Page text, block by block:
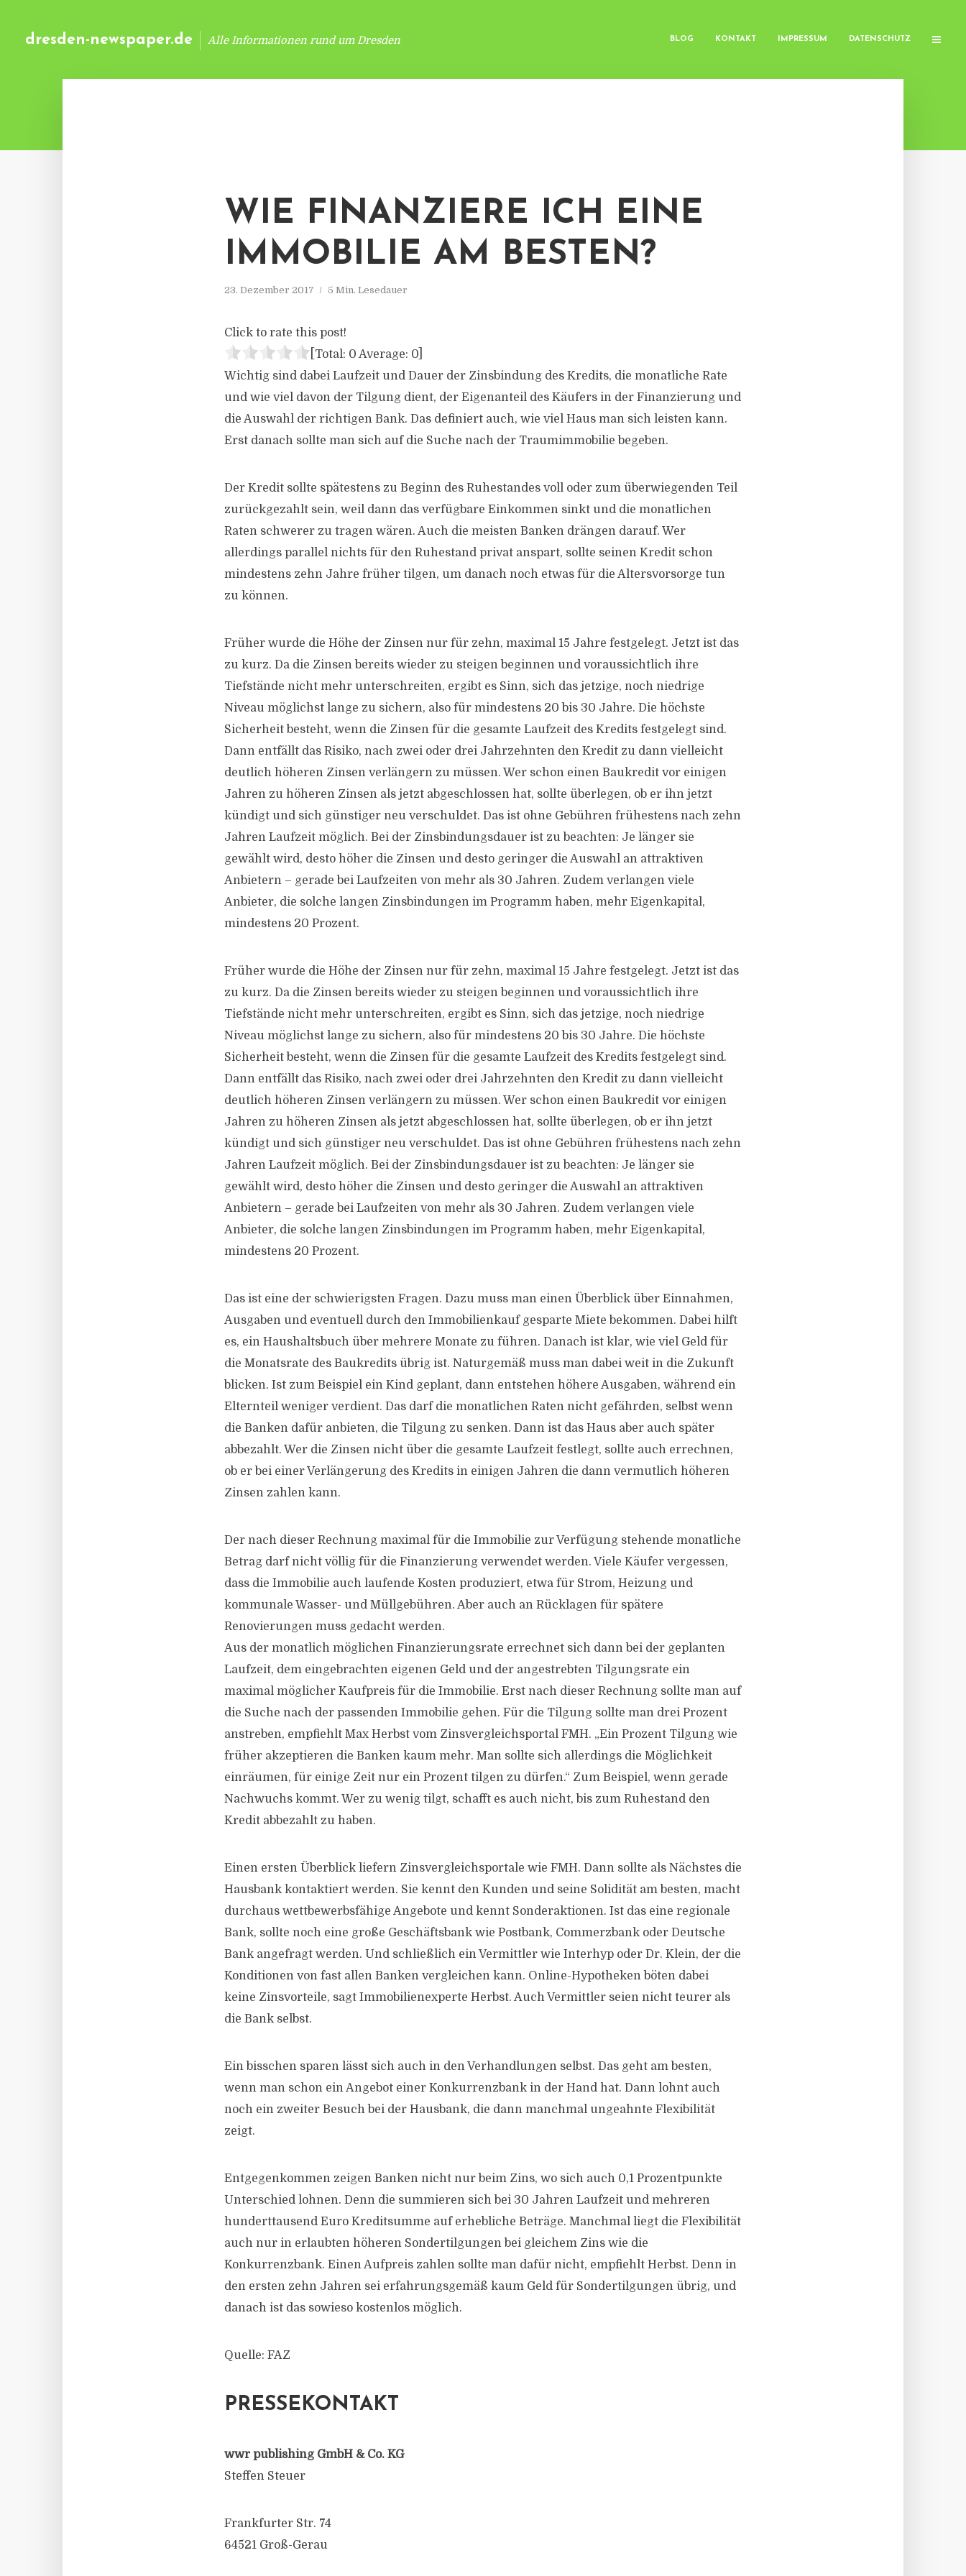
dresden-newspaper.de Alle Informationen rund um Dresden BLOG KONTAKT IMPRESSUM DATENSCHUTZ
WIE FINANZIERE ICH EINE
IMMOBILIE AM BESTEN?
23. Dezember 2017 5 Min. Lesedauer
Click to rate this post!
[Total: 0 Average: 0
Wichtig sind dabei Laufzeit und Dauer der Zinsbindung des Kredits, die monatliche Rate
und wie viel davon der Tilgung dient, der Eigenanteil des Käufers in der Finanzierung und
die Auswahl der richtigen Bank. Das definiert auch, wie viel Haus man sich leisten kann.
Erst danach sollte man sich auf die Suche nach der Traumimmobilie begeben.
Der Kredit sollte spätestens zu Beginn des Ruhestandes voll oder zum überwiegenden Teil
zurückgezahlt sein, weil dann das verfügbare Einkommen sinkt und die monatlichen
Raten schwerer zu tragen wären. Auch die meisten Banken drängen darauf. Wer
allerdings parallel nichts für den Ruhestand privat anspart, sollte seinen Kredit schon
mindestens zehn Jahre früher tilgen, um danach noch etwas für die Altersvorsorge tun
zu können.
Früher wurde die Höhe der Zinsen nur für zehn, maximal 15 Jahre festgelegt. Jetzt ist das
zu kurz. Da die Zinsen bereits wieder zu steigen beginnen und voraussichtlich ihre
Tiefstände nicht mehr unterschreiten, ergibt es Sinn, sich das jetzige, noch niedrige
Niveau möglichst lange zu sichern, also für mindestens 20 bis 30 Jahre. Die höchste
Sicherheit besteht, wenn die Zinsen für die gesamte Laufzeit des Kredits festgelegt sind.
Dann entfällt das Risiko, nach zwei oder drei Jahrzehnten den Kredit zu dann vielleicht
deutlich höheren Zinsen verlängern zu müssen. Wer schon einen Baukredit vor einigen
Jahren zu höheren Zinsen als jetzt abgeschlossen hat, sollte überlegen, ob er ihn jetzt
kündigt und sich günstiger neu verschuldet. Das ist ohne Gebühren frühestens nach zehn
Jahren Laufzeit möglich. Bei der Zinsbindungsdauer ist zu beachten: Je länger sie
gewählt wird, desto höher die Zinsen und desto geringer die Auswahl an attraktiven
Anbietern – gerade bei Laufzeiten von mehr als 30 Jahren. Zudem verlangen viele
Anbieter, die solche langen Zinsbindungen im Programm haben, mehr Eigenkapital,
mindestens 20 Prozent.
Früher wurde die Höhe der Zinsen nur für zehn, maximal 15 Jahre festgelegt. Jetzt ist das
zu kurz. Da die Zinsen bereits wieder zu steigen beginnen und voraussichtlich ihre
Tiefstände nicht mehr unterschreiten, ergibt es Sinn, sich das jetzige, noch niedrige
Niveau möglichst lange zu sichern, also für mindestens 20 bis 30 Jahre. Die höchste
Sicherheit besteht, wenn die Zinsen für die gesamte Laufzeit des Kredits festgelegt sind.
Dann entfällt das Risiko, nach zwei oder drei Jahrzehnten den Kredit zu dann vielleicht
deutlich höheren Zinsen verlängern zu müssen. Wer schon einen Baukredit vor einigen
Jahren zu höheren Zinsen als jetzt abgeschlossen hat, sollte überlegen, ob er ihn jetzt
kündigt und sich günstiger neu verschuldet. Das ist ohne Gebühren frühestens nach zehn
Jahren Laufzeit möglich. Bei der Zinsbindungsdauer ist zu beachten: Je länger sie
gewählt wird, desto höher die Zinsen und desto geringer die Auswahl an attraktiven
Anbietern – gerade bei Laufzeiten von mehr als 30 Jahren. Zudem verlangen viele
Anbieter, die solche langen Zinsbindungen im Programm haben, mehr Eigenkapital,
mindestens 20 Prozent.
Das ist eine der schwierigsten Fragen. Dazu muss man einen Überblick über Einnahmen,
Ausgaben und eventuell durch den Immobilienkauf gesparte Miete bekommen. Dabei hilft
es, ein Haushaltsbuch über mehrere Monate zu führen. Danach ist klar, wie viel Geld für
die Monatsrate des Baukredits übrig ist. Naturgemäß muss man dabei weit in die Zukunft
blicken. Ist zum Beispiel ein Kind geplant, dann entstehen höhere Ausgaben, während ein
Elternteil weniger verdient. Das darf die monatlichen Raten nicht gefährden, selbst wenn
die Banken dafür anbieten, die Tilgung zu senken. Dann ist das Haus aber auch später
abbezahlt. Wer die Zinsen nicht über die gesamte Laufzeit festlegt, sollte auch errechnen,
ob er bei einer Verlängerung des Kredits in einigen Jahren die dann vermutlich höheren
Zinsen zahlen kann.
Der nach dieser Rechnung maximal für die Immobilie zur Verfügung stehende monatliche
Betrag darf nicht völlig für die Finanzierung verwendet werden. Viele Käufer vergessen,
dass die Immobilie auch laufende Kosten produziert, etwa für Strom, Heizung und
kommunale Wasser- und Müllgebühren. Aber auch an Rücklagen für spätere
Renovierungen muss gedacht werden.
Aus der monatlich möglichen Finanzierungsrate errechnet sich dann bei der geplanten
Laufzeit, dem eingebrachten eigenen Geld und der angestrebten Tilgungsrate ein
maximal möglicher Kaufpreis für die Immobilie. Erst nach dieser Rechnung sollte man auf
die Suche nach der passenden Immobilie gehen. Für die Tilgung sollte man drei Prozent
anstreben, empfiehlt Max Herbst vom Zinsvergleichsportal FMH. „Ein Prozent Tilgung wie
früher akzeptieren die Banken kaum mehr. Man sollte sich allerdings die Möglichkeit
einräumen, für einige Zeit nur ein Prozent tilgen zu dürfen.“ Zum Beispiel, wenn gerade
Nachwuchs kommt. Wer zu wenig tilgt, schafft es auch nicht, bis zum Ruhestand den
Kredit abbezahlt zu haben.
Einen ersten Überblick liefern Zinsvergleichsportale wie FMH. Dann sollte als Nächstes die
Hausbank kontaktiert werden. Sie kennt den Kunden und seine Solidität am besten, macht
durchaus wettbewerbsfähige Angebote und kennt Sonderaktionen. Ist das eine regionale
Bank, sollte noch eine große Geschäftsbank wie Postbank, Commerzbank oder Deutsche
Bank angefragt werden. Und schließlich ein Vermittler wie Interhyp oder Dr. Klein, der die
Konditionen von fast allen Banken vergleichen kann. Online-Hypotheken böten dabei
keine Zinsvorteile, sagt Immobilienexperte Herbst. Auch Vermittler seien nicht teurer als
die Bank selbst.
Ein bisschen sparen lässt sich auch in den Verhandlungen selbst. Das geht am besten,
wenn man schon ein Angebot einer Konkurrenzbank in der Hand hat. Dann lohnt auch
noch ein zweiter Besuch bei der Hausbank, die dann manchmal ungeahnte Flexibilität
zeigt.
Entgegenkommen zeigen Banken nicht nur beim Zins, wo sich auch 0,1 Prozentpunkte
Unterschied lohnen. Denn die summieren sich bei 30 Jahren Laufzeit und mehreren
hunderttausend Euro Kreditsumme auf erhebliche Beträge. Manchmal liegt die Flexibilität
auch nur in erlaubten höheren Sondertilgungen bei gleichem Zins wie die
Konkurrenzbank. Einen Aufpreis zahlen sollte man dafür nicht, empfiehlt Herbst. Denn in
den ersten zehn Jahren sei erfahrungsgemäß kaum Geld für Sondertilgungen übrig, und
danach ist das sowieso kostenlos möglich.
Quelle: FAZ
PRESSEKONTAKT
wwr publishing GmbH & Co. KG
Steffen Steuer
Frankfurter Str. 74
64521 Groß-Gerau